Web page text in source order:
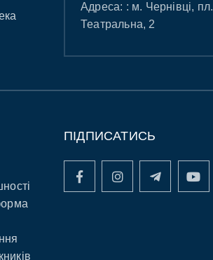
Адреса: : м. Чернівці, пл.
Театральна, 2
ПІДПИСАТИСЬ